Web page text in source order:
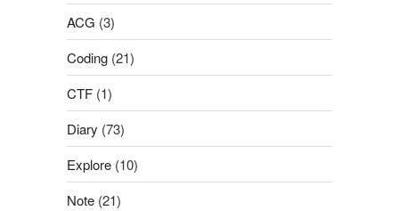
ACG (3)
Coding(21)
CTF(1)
Diary (73)
Explore(10)
Note(21)